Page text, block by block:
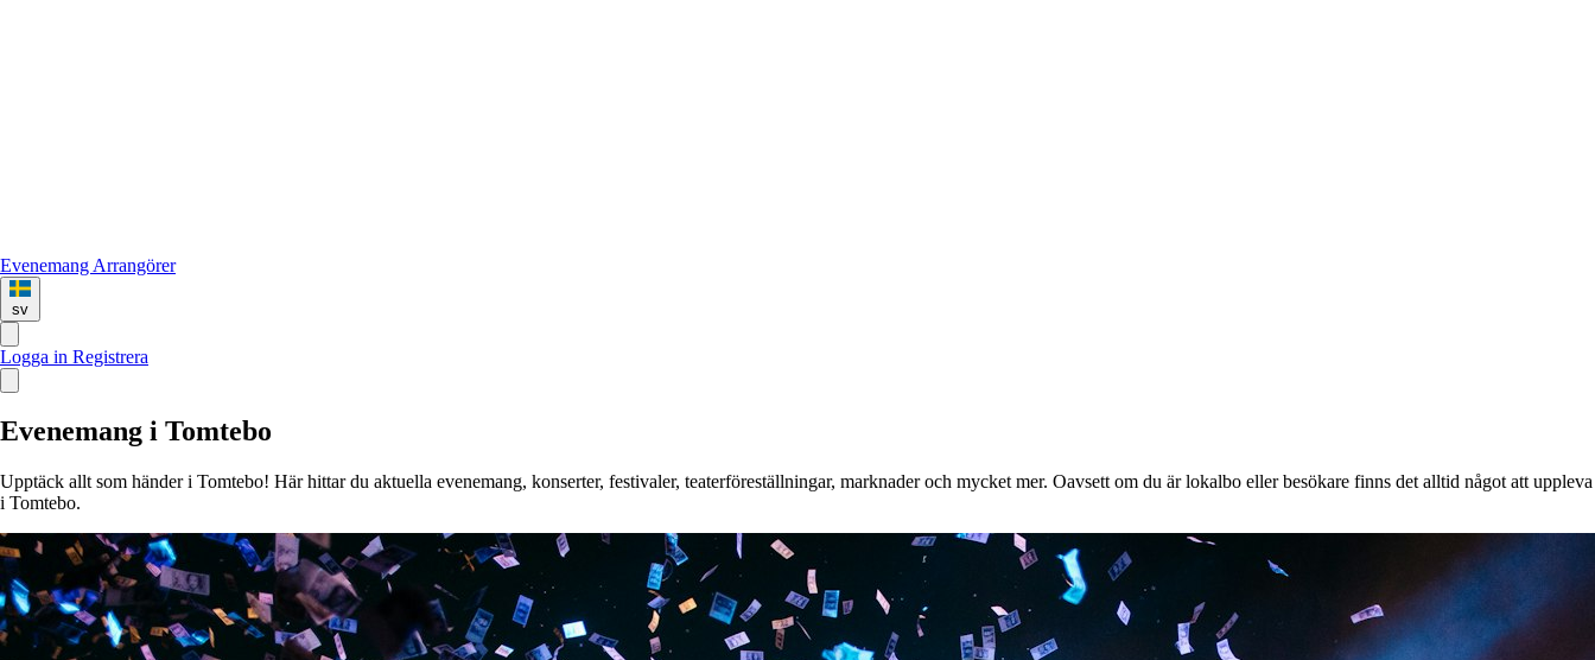
Evenemang Arrangörer
sv
Logga in Registrera
Evenemang i Tomtebo
Upptäck allt som händer i Tomtebo! Här hittar du aktuella evenemang, konserter, festivaler, teaterföreställningar, marknader och mycket mer. Oavsett om du är lokalbo eller besökare finns det alltid något att uppleva
i Tomtebo.